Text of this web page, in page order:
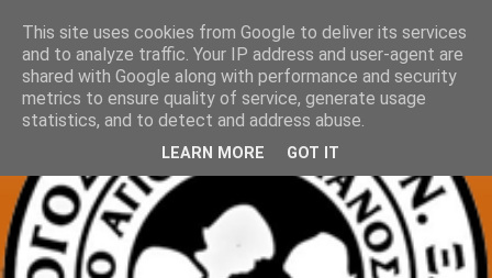
This site uses cookies from Google to deliver its services
and to analyze traffic. Your IP address and user-agent are
shared with Google along with performance and security
metrics to ensure quality of service, generate usage
statistics, and to detect and address abuse.
LEARN MORE GOT IT